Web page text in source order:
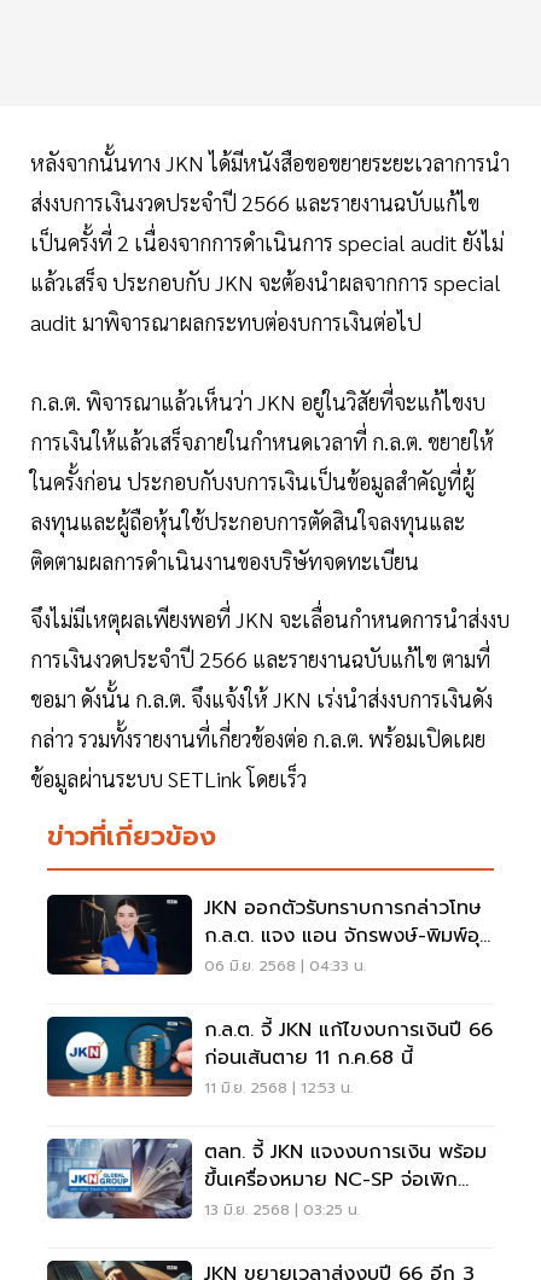
หลังจากนั้นทาง JKN ได้มีหนังสือขอขยายระยะเวลาการนำ
ส่งงบการเงินงวดประจำปี 2566 และรายงานฉบับแก้ไข
เป็นครั้งที่ 2 เนื่องจากการดำเนินการ special audit ยังไม่
แล้วเสร็จ ประกอบกับ JKN จะต้องนำผลจากการ special
audit มาพิจารณาผลกระทบต่องบการเงินต่อไป
ก.ล.ต. พิจารณาแล้วเห็นว่า JKN อยู่ในวิสัยที่จะแก้ไขงบ
การเงินให้แล้วเสร็จภายในกำหนดเวลาที่ ก.ล.ต. ขยายให้
ในครั้งก่อน ประกอบกับงบการเงินเป็นข้อมูลสำคัญที่ผู้
ลงทุนและผู้ถือหุ้นใช้ประกอบการตัดสินใจลงทุนและ
ติดตามผลการดำเนินงานของบริษัทจดทะเบียน
จึงไม่มีเหตุผลเพียงพอที่ JKN จะเลื่อนกำหนดการนำส่งงบ
การเงินงวดประจำปี 2566 และรายงานฉบับแก้ไข ตามที่
ขอมา ดังนั้น ก.ล.ต. จึงแจ้งให้ JKN เร่งนำส่งงบการเงินดัง
กล่าว รวมทั้งรายงานที่เกี่ยวข้องต่อ ก.ล.ต. พร้อมเปิดเผย
ข้อมูลผ่านระบบ SETLink โดยเร็ว
ข่าวที่เกี่ยวข้อง
JKN ออกตัวรับทราบการกล่าวโทษ
ก.ล.ต. แจง แอน จักรพงษ์-พิมพ์อุ
มา ลาออกแล้ว
06 มิ.ย. 2568 | 04:33 น.
ก.ล.ต. จี้ JKN แก้ไขงบการเงินปี 66
ก่อนเส้นตาย 11 ก.ค.68 นี้
11 มิ.ย. 2568 | 12:53 น.
ตลท. จี้ JKN แจงงบการเงิน พร้อม
ขึ้นเครื่องหมาย NC-SP จ่อเพิก
ถอนหุ้น
13 มิ.ย. 2568 | 03:25 น.
JKN ขยายเวลาส่งงบปี 66 อีก 3